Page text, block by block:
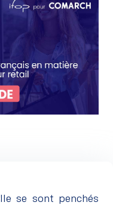
se sont penchés